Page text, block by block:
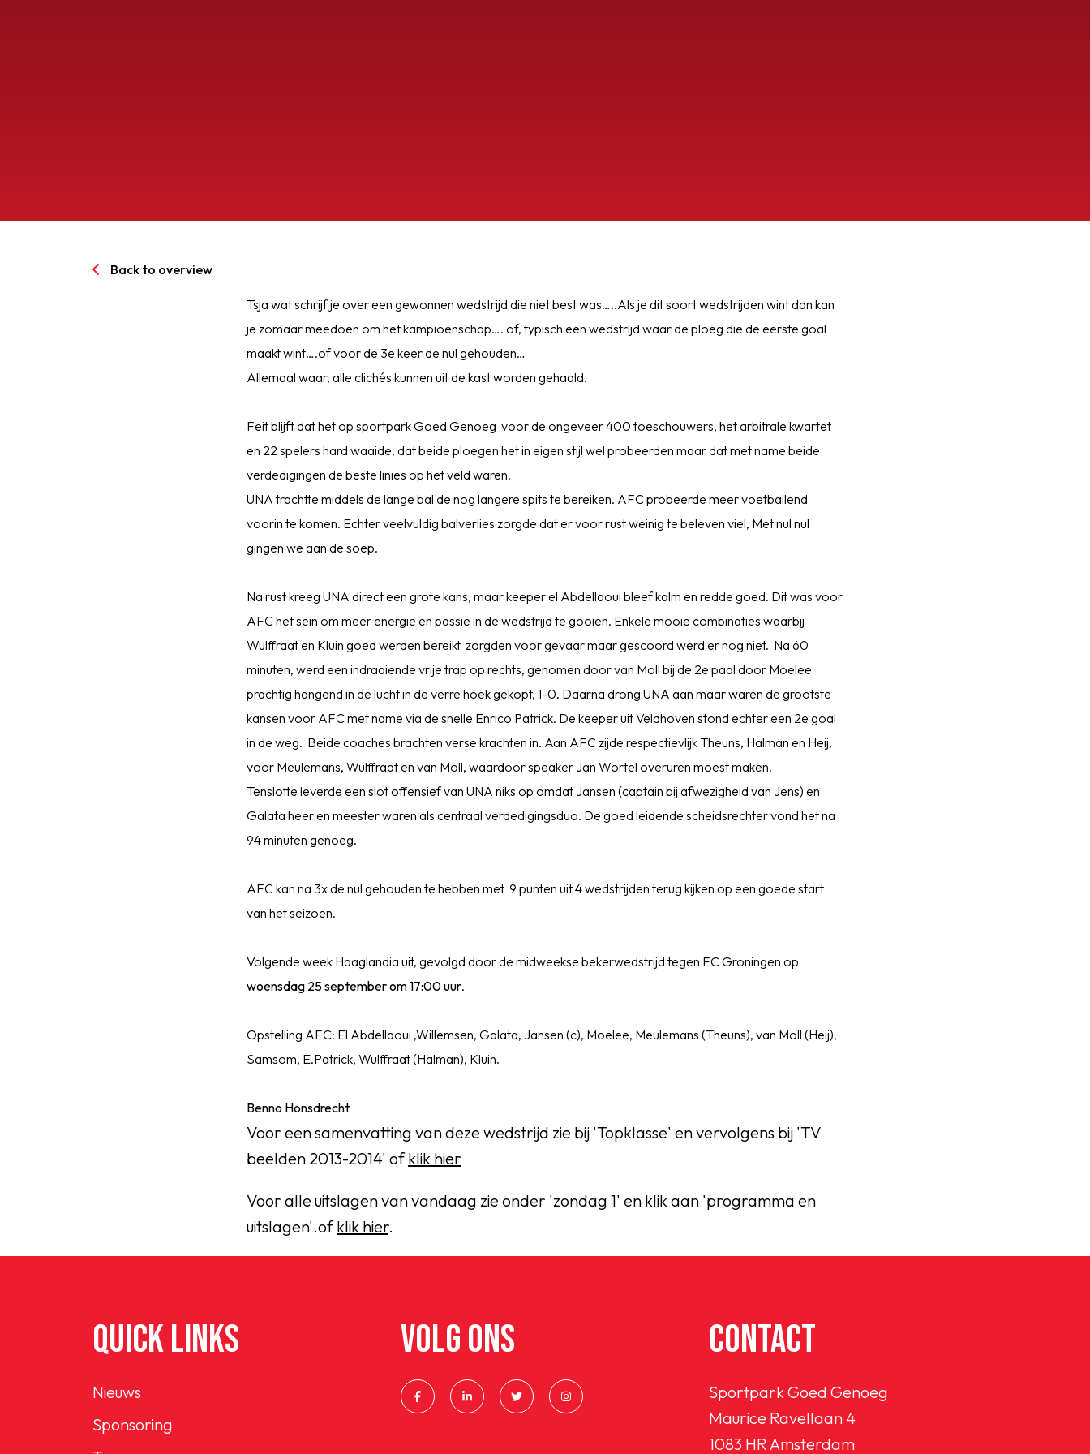
SPORTPARK GOED GENOEG
LIDMAATSCHAP
Back to overview
Tsja wat schrijf je over een gewonnen wedstrijd die niet best was…..Als je dit soort wedstrijden wint dan kan
je zomaar meedoen om het kampioenschap…. of, typisch een wedstrijd waar de ploeg die de eerste goal
maakt wint….of voor de 3e keer de nul gehouden…
Allemaal waar, alle clichés kunnen uit de kast worden gehaald.
Feit blijft dat het op sportpark Goed Genoeg voor de ongeveer 400 toeschouwers, het arbitrale kwartet
en 22 spelers hard waaide, dat beide ploegen het in eigen stijl wel probeerden maar dat met name beide
verdedigingen de beste linies op het veld waren.
UNA trachtte middels de lange bal de nog langere spits te bereiken. AFC probeerde meer voetballend
voorin te komen. Echter veelvuldig balverlies zorgde dat er voor rust weinig te beleven viel, Met nul nul
gingen we aan de soep.
Na rust kreeg UNA direct een grote kans, maar keeper el Abdellaoui bleef kalm en redde goed. Dit was voor
AFC het sein om meer energie en passie in de wedstrijd te gooien. Enkele mooie combinaties waarbij
Wulffraat en Kluin goed werden bereikt zorgden voor gevaar maar gescoord werd er nog niet. Na 60
minuten, werd een indraaiende vrije trap op rechts, genomen door van Moll bij de 2e paal door Moelee
prachtig hangend in de lucht in de verre hoek gekopt, 1-0. Daarna drong UNA aan maar waren de grootste
kansen voor AFC met name via de snelle Enrico Patrick. De keeper uit Veldhoven stond echter een 2e goal
in de weg. Beide coaches brachten verse krachten in. Aan AFC zijde respectievlijk Theuns, Halman en Heij,
voor Meulemans, Wulffraat en van Moll, waardoor speaker Jan Wortel overuren moest maken.
Tenslotte leverde een slot offensief van UNA niks op omdat Jansen (captain bij afwezigheid van Jens) en
Galata heer en meester waren als centraal verdedigingsduo. De goed leidende scheidsrechter vond het na
94 minuten genoeg.
AFC kan na 3x de nul gehouden te hebben met 9 punten uit 4 wedstrijden terug kijken op een goede start
van het seizoen.
Volgende week Haaglandia uit, gevolgd door de midweekse bekerwedstrijd tegen FC Groningen op
woensdag 25 september om 17:00 uur.
Opstelling AFC: El Abdellaoui ,Willemsen, Galata, Jansen (c), Moelee, Meulemans (Theuns), van Moll (Heij),
Samsom, E.Patrick, Wulffraat (Halman), Kluin.
Benno Honsdrecht
Voor een samenvatting van deze wedstrijd zie bij 'Topklasse' en vervolgens bij 'TV
beelden 2013-2014' ofklik hier
Voor alle uitslagen van vandaag zie onder 'zondag 1' en klik aan 'programma en
uitslagen'.ofklik hier.
QUICK LINKS
Nieuws
Sponsoring
VOLG ONS CONTACT
Sportpark Goed Genoeg
Maurice Ravellaan 4
1083 HR Amsterdam